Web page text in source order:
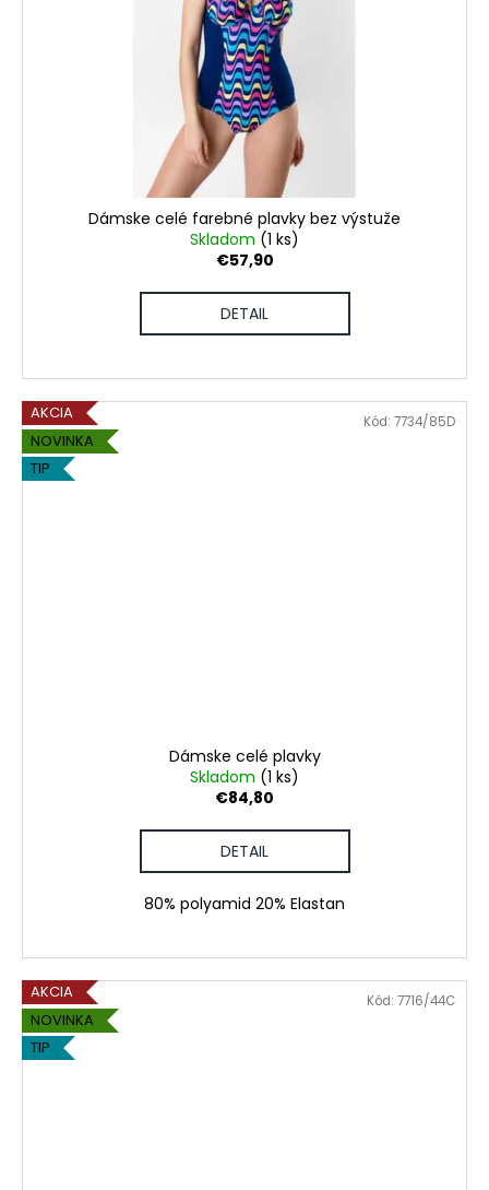
Dámske celé farebné plavky bez výstuže
Skladom (1 ks)
€57,90
DETAIL
AKCIA
NOVINKA
TIP
Dámske celé plavky
Skladom (1 ks)
€84,80
DETAIL
80% polyamid 20% Elastan
Kód: 7734/85D
AKCIA
NOVINKA
TIP
Kód: 7716/44C